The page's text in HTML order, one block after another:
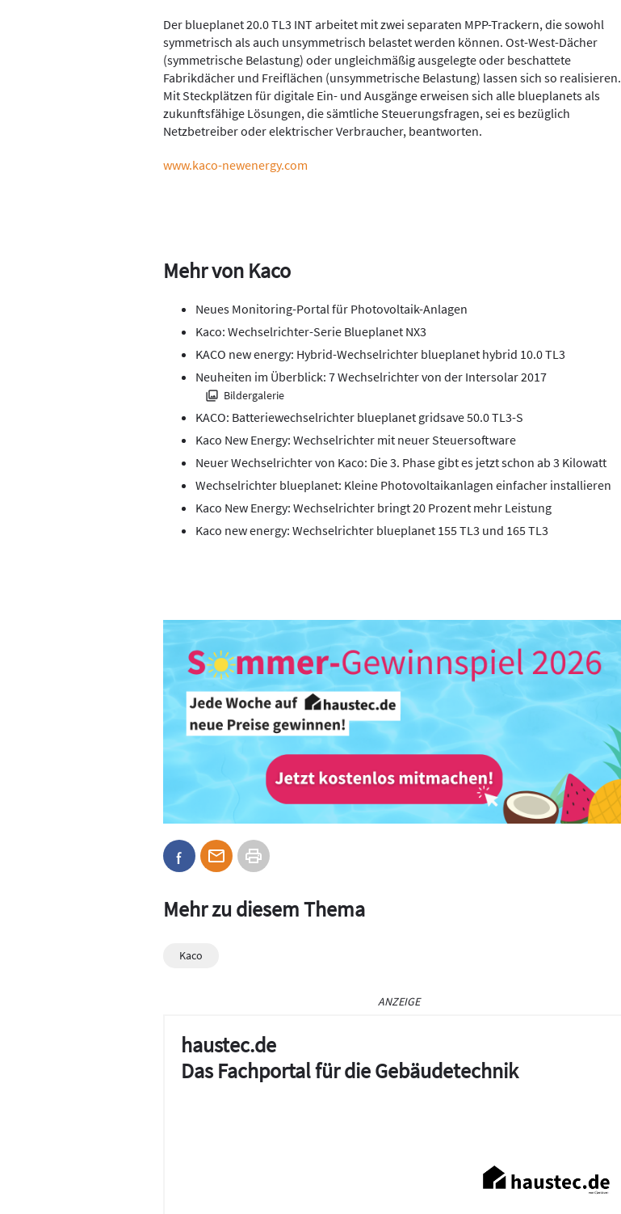
Der blueplanet 20.0 TL3 INT arbeitet mit zwei separaten MPP-Trackern, die sowohl
symmetrisch als auch unsymmetrisch belastet werden können. Ost-West-Dächer
(symmetrische Belastung) oder ungleichmäßig ausgelegte oder beschattete
Fabrikdächer und Freiflächen (unsymmetrische Belastung) lassen sich so realisieren.
Mit Steckplätzen für digitale Ein- und Ausgänge erweisen sich alle blueplanets als
zukunftsfähige Lösungen, die sämtliche Steuerungsfragen, sei es bezüglich
Netzbetreiber oder elektrischer Verbraucher, beantworten.
www.kaco-newenergy.com
Mehr von Kaco
Neues Monitoring-Portal für Photovoltaik-Anlagen
Kaco: Wechselrichter-Serie Blueplanet NX3
KACO new energy: Hybrid-Wechselrichter blueplanet hybrid 10.0 TL3
Neuheiten im Überblick: 7 Wechselrichter von der Intersolar 2017
Bildergalerie
KACO: Batteriewechselrichter blueplanet gridsave 50.0 TL3-S
Kaco New Energy: Wechselrichter mit neuer Steuersoftware
Neuer Wechselrichter von Kaco: Die 3. Phase gibt es jetzt schon ab 3 Kilowatt
Wechselrichter blueplanet: Kleine Photovoltaikanlagen einfacher installieren
Kaco New Energy: Wechselrichter bringt 20 Prozent mehr Leistung
Kaco new energy: Wechselrichter blueplanet 155 TL3 und 165 TL3
Mehr zu diesem Thema
Kaco
ANZEIGE
haustec.de
Das Fachportal für die Gebäudetechnik